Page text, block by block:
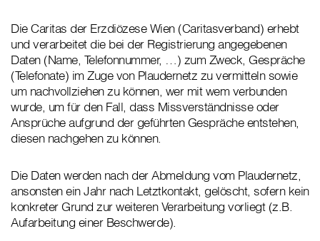
Die Caritas der Erzdiözese Wien (Caritasverband) erhebt
und verarbeitet die bei der Registrierung angegebenen
Daten (Name, Telefonnummer, …) zum Zweck, Gespräche
(Telefonate) im Zuge von Plaudernetz zu vermitteln sowie
um nachvollziehen zu können, wer mit wem verbunden
wurde, um für den Fall, dass Missverständnisse oder
Ansprüche aufgrund der geführten Gespräche entstehen,
diesen nachgehen zu können.
Die Daten werden nach der Abmeldung vom Plaudernetz,
ansonsten ein Jahr nach Letztkontakt, gelöscht, sofern kein
konkreter Grund zur weiteren Verarbeitung vorliegt (z.B.
Aufarbeitung einer Beschwerde).